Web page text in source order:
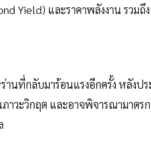
Yield) และราคาพลังงาน รวมถึ
ร่านที่กลับมาร้อนแรงอีกครั้ง หลั
าวะวิกฤต และอาจพิจารณามาตร